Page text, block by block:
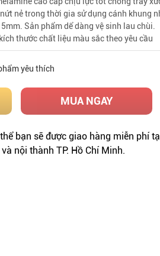
nẻ trong thời gia sử dụng cánh khung
Sản phẩm dể dàng vệ sinh lau chùi.
thước chất liệu màu sắc theo yêu cầu
yêu thích
MUA NGAY
bạn sẽ được giao hàng miễn phí
nội thành TP. Hồ Chí Minh.